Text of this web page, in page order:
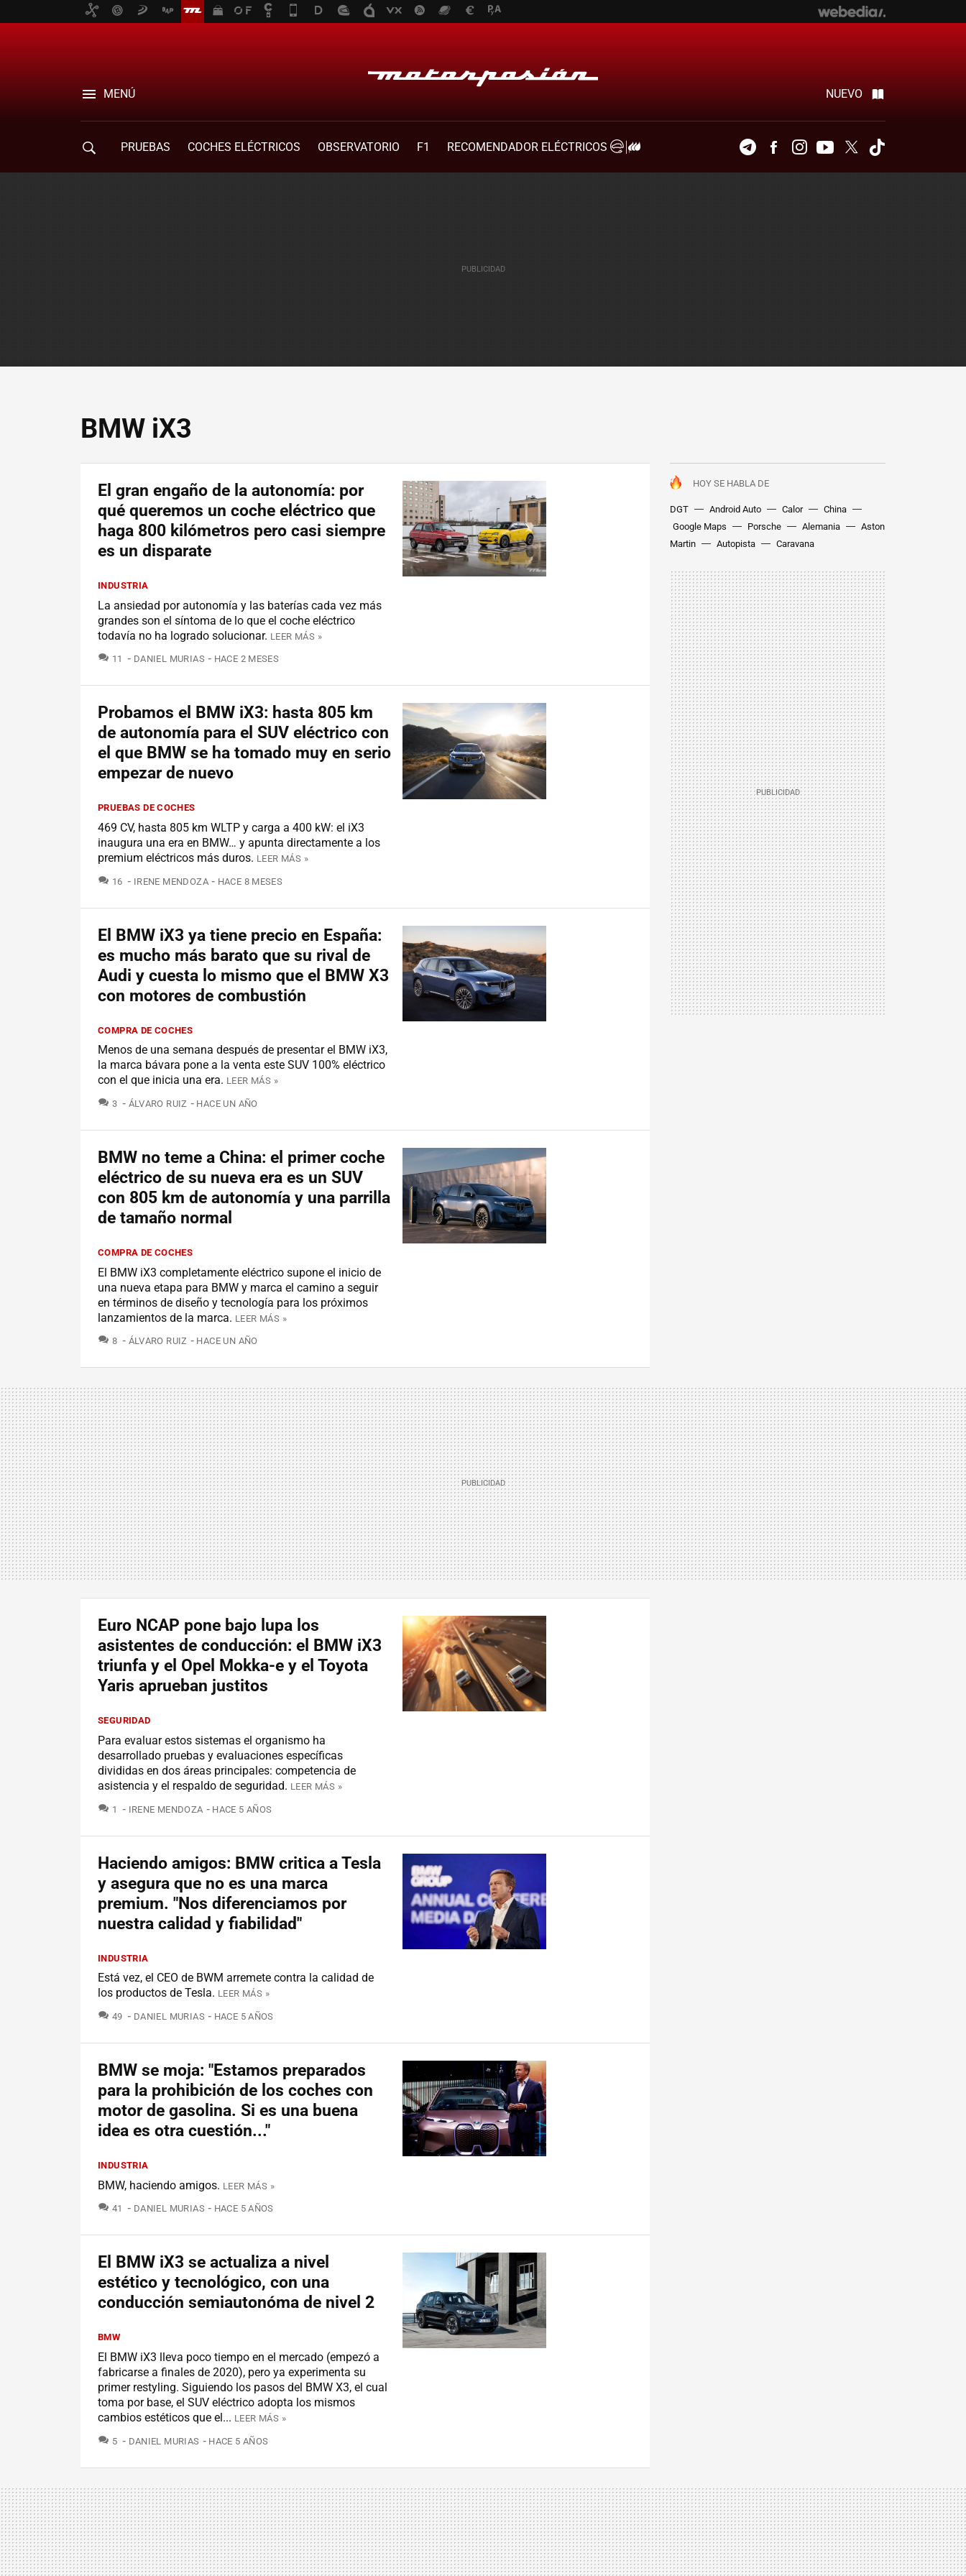
MENÚ NUEVO
PRUEBAS COCHES ELÉCTRICOS OBSERVATORIO F1
RECOMENDADOR ELÉCTRICOS
TelegramFacebookInstagramYoutubeTwitter
BMW iX3
HOY SE HABLA DE
DGT Android Auto Calor
China
Google Maps
Porsche Alemania
Aston
Martin
Autopista Caravana
El gran engaño de la autonomía: por
qué queremos un coche eléctrico que
haga 800 kilómetros pero casi siempre
es un disparate
INDUSTRIA
La ansiedad por autonomía y las baterías cada vez más
grandes son el síntoma de lo que el coche eléctrico
todavía no ha logrado solucionar. LEER MÁS »
11 COMENTARIOS
DANIEL MURIAS HACE 2 MESES
Probamos el BMW iX3: hasta 805 km
de autonomía para el SUV eléctrico con
el que BMW se ha tomado muy en serio
empezar de nuevo
PRUEBAS DE COCHES
469 CV, hasta 805 km WLTP y carga a 400 kW: el iX3
inaugura una era en BMW… y apunta directamente a los
premium eléctricos más duros. LEER MÁS »
16 COMENTARIOS
IRENE MENDOZA HACE 8 MESES
El BMW iX3 ya tiene precio en España:
es mucho más barato que su rival de
Audi y cuesta lo mismo que el BMW X3
con motores de combustión
COMPRA DE COCHES
Menos de una semana después de presentar el BMW iX3,
la marca bávara pone a la venta este SUV 100% eléctrico
con el que inicia una era. LEER MÁS »
3 COMENTARIOS
ÁLVARO RUIZ HACE UN AÑO
BMW no teme a China: el primer coche
eléctrico de su nueva era es un SUV
con 805 km de autonomía y una parrilla
de tamaño normal
COMPRA DE COCHES
El BMW iX3 completamente eléctrico supone el inicio de
una nueva etapa para BMW y marca el camino a seguir
en términos de diseño y tecnología para los próximos
lanzamientos de la marca. LEER MÁS »
8 COMENTARIOS
ÁLVARO RUIZ HACE UN AÑO
Euro NCAP pone bajo lupa los
asistentes de conducción: el BMW iX3
triunfa y el Opel Mokka-e y el Toyota
Yaris aprueban justitos
SEGURIDAD
Para evaluar estos sistemas el organismo ha
desarrollado pruebas y evaluaciones específicas
divididas en dos áreas principales: competencia de
asistencia y el respaldo de seguridad. LEER MÁS »
1 COMENTARIOS
IRENE MENDOZA HACE 5 AÑOS
Haciendo amigos: BMW critica a Tesla
y asegura que no es una marca
premium. "Nos diferenciamos por
nuestra calidad y fiabilidad"
INDUSTRIA
Está vez, el CEO de BWM arremete contra la calidad de
los productos de Tesla. LEER MÁS »
49 COMENTARIOS
DANIEL MURIAS HACE 5 AÑOS
BMW se moja: "Estamos preparados
para la prohibición de los coches con
motor de gasolina. Si es una buena
idea es otra cuestión..."
INDUSTRIA
BMW, haciendo amigos. LEER MÁS »
41 COMENTARIOS
DANIEL MURIAS HACE 5 AÑOS
El BMW iX3 se actualiza a nivel
estético y tecnológico, con una
conducción semiautonóma de nivel 2
BMW
El BMW iX3 lleva poco tiempo en el mercado (empezó a
fabricarse a finales de 2020), pero ya experimenta su
primer restyling. Siguiendo los pasos del BMW X3, el cual
toma por base, el SUV eléctrico adopta los mismos
cambios estéticos que el... LEER MÁS »
5 COMENTARIOS
DANIEL MURIAS HACE 5 AÑOS